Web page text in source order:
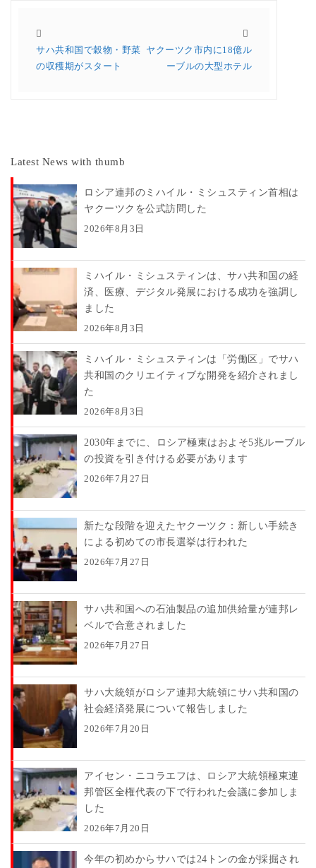
サハ共和国で穀物・野菜
の収穫期がスタート
ヤクーツク市内に18億ル
ーブルの大型ホテル
Latest News with thumb
ロシア連邦のミハイル・ミシュスティン首相は
ヤクーツクを公式訪問した
2026年8月3日
ミハイル・ミシュスティンは、サハ共和国の経
済、医療、デジタル発展における成功を強調し
ました
2026年8月3日
ミハイル・ミシュスティンは「労働区」でサハ
共和国のクリエイティブな開発を紹介されまし
た
2026年8月3日
2030年までに、ロシア極東はおよそ5兆ルーブル
の投資を引き付ける必要があります
2026年7月27日
新たな段階を迎えたヤクーツク：新しい手続き
による初めての市長選挙は行われた
2026年7月27日
サハ共和国への石油製品の追加供給量が連邦レ
ベルで合意されました
2026年7月27日
サハ大統領がロシア連邦大統領にサハ共和国の
社会経済発展について報告しました
2026年7月20日
アイセン・ニコラエフは、ロシア大統領極東連
邦管区全権代表の下で行われた会議に参加しま
した
2026年7月20日
今年の初めからサハでは24トンの金が採掘され